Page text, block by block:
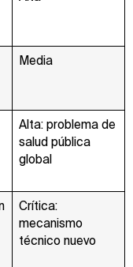
Media
Alta: problema de
salud pública
global
Crítica:
mecanismo
técnico nuevo